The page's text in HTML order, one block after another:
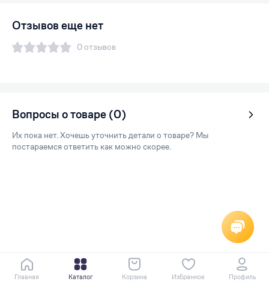
Отзывов еще нет
0 отзывов
Вопросы о товаре (0)
Их пока нет. Хочешь уточнить детали о товаре? Мы
постараемся ответить как можно скорее.
Главная Каталог Корзина Избранное Профиль